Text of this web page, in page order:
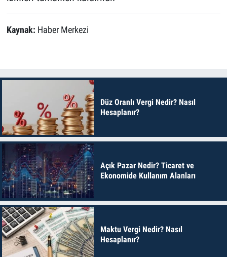
Kaynak: Haber Merkezi
Düz Oranlı Vergi Nedir? Nasıl
Hesaplanır?
Açık Pazar Nedir? Ticaret ve
Ekonomide Kullanım Alanları
Maktu Vergi Nedir? Nasıl
Hesaplanır?